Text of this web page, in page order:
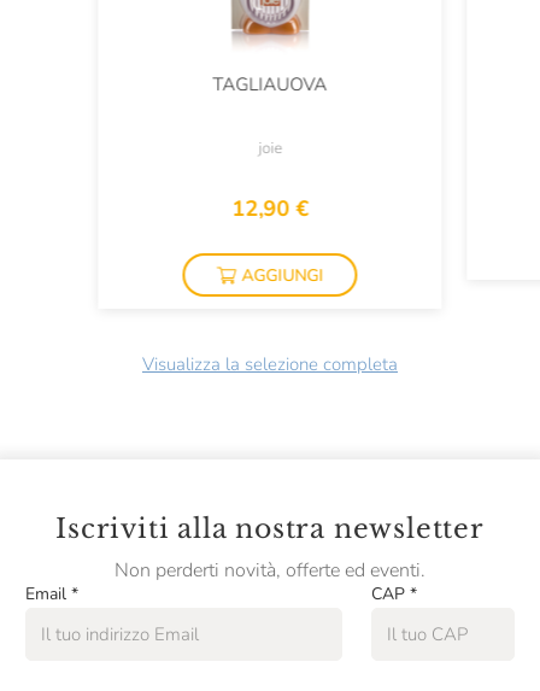
TAGLIAUOVA
joie
12,90 €
AGGIUNGI
Visualizza la selezione completa
Iscriviti alla nostra newsletter
Non perderti novità, offerte ed eventi.
Email * CAP *